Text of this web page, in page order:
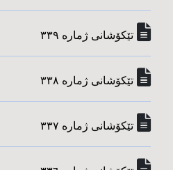
تێکۆشانی ژماره‌ ٣٣٩
تێکۆشانی ژماره‌ ٣٣٨
تێکۆشانی ژماره‌ ٣٣٧